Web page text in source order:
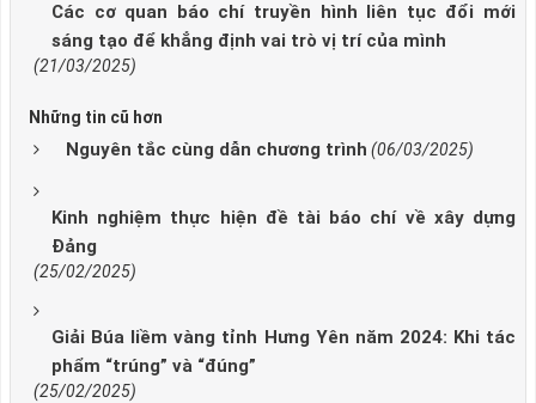
Các cơ quan báo chí truyền hình liên tục đổi mới
sáng tạo để khẳng định vai trò vị trí của mình
(21/03/2025)
Những tin cũ hơn
Nguyên tắc cùng dẫn chương trình (06/03/2025)
Kinh nghiệm thực hiện đề tài báo chí về xây dựng
Đảng
(25/02/2025)
Giải Búa liềm vàng tỉnh Hưng Yên năm 2024: Khi tác
phẩm “trúng” và “đúng”
(25/02/2025)